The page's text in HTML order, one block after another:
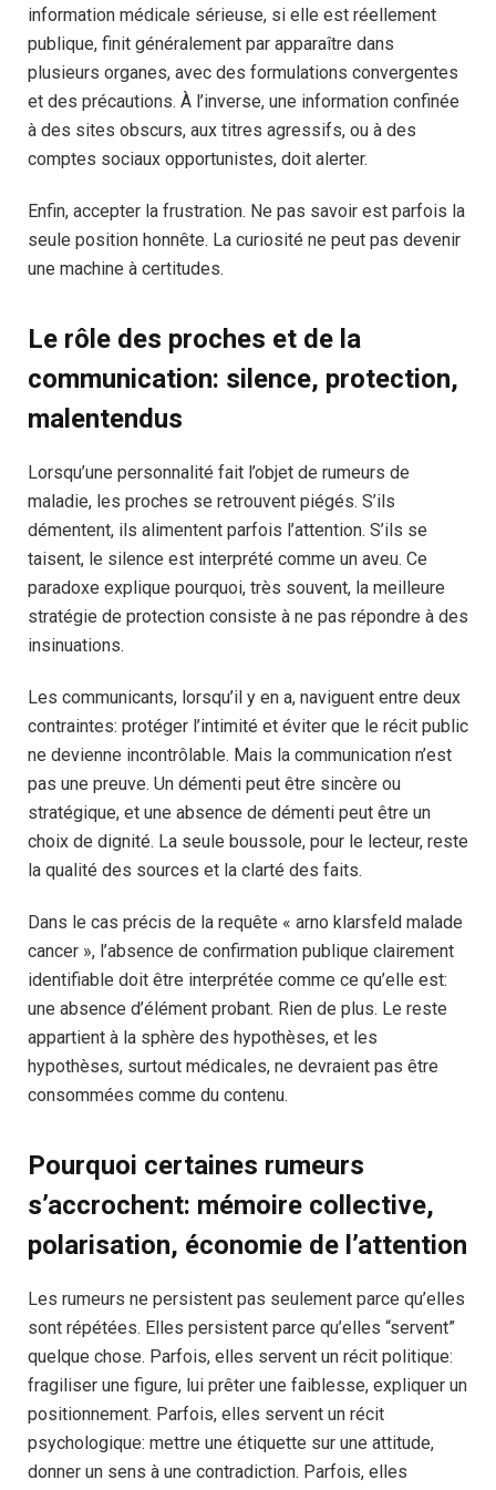
information médicale sérieuse, si elle est réellement
publique, finit généralement par apparaître dans
plusieurs organes, avec des formulations convergentes
et des précautions. À l’inverse, une information confinée
à des sites obscurs, aux titres agressifs, ou à des
comptes sociaux opportunistes, doit alerter.
Enfin, accepter la frustration. Ne pas savoir est parfois la
seule position honnête. La curiosité ne peut pas devenir
une machine à certitudes.
Le rôle des proches et de la
communication: silence, protection,
malentendus
Lorsqu’une personnalité fait l’objet de rumeurs de
maladie, les proches se retrouvent piégés. S’ils
démentent, ils alimentent parfois l’attention. S’ils se
taisent, le silence est interprété comme un aveu. Ce
paradoxe explique pourquoi, très souvent, la meilleure
stratégie de protection consiste à ne pas répondre à des
insinuations.
Les communicants, lorsqu’il y en a, naviguent entre deux
contraintes: protéger l’intimité et éviter que le récit public
ne devienne incontrôlable. Mais la communication n’est
pas une preuve. Un démenti peut être sincère ou
stratégique, et une absence de démenti peut être un
choix de dignité. La seule boussole, pour le lecteur, reste
la qualité des sources et la clarté des faits.
Dans le cas précis de la requête « arno klarsfeld malade
cancer », l’absence de confirmation publique clairement
identifiable doit être interprétée comme ce qu’elle est:
une absence d’élément probant. Rien de plus. Le reste
appartient à la sphère des hypothèses, et les
hypothèses, surtout médicales, ne devraient pas être
consommées comme du contenu.
Pourquoi certaines rumeurs
s’accrochent: mémoire collective,
polarisation, économie de l’attention
Les rumeurs ne persistent pas seulement parce qu’elles
sont répétées. Elles persistent parce qu’elles “servent”
quelque chose. Parfois, elles servent un récit politique:
fragiliser une figure, lui prêter une faiblesse, expliquer un
positionnement. Parfois, elles servent un récit
psychologique: mettre une étiquette sur une attitude,
donner un sens à une contradiction. Parfois, elles